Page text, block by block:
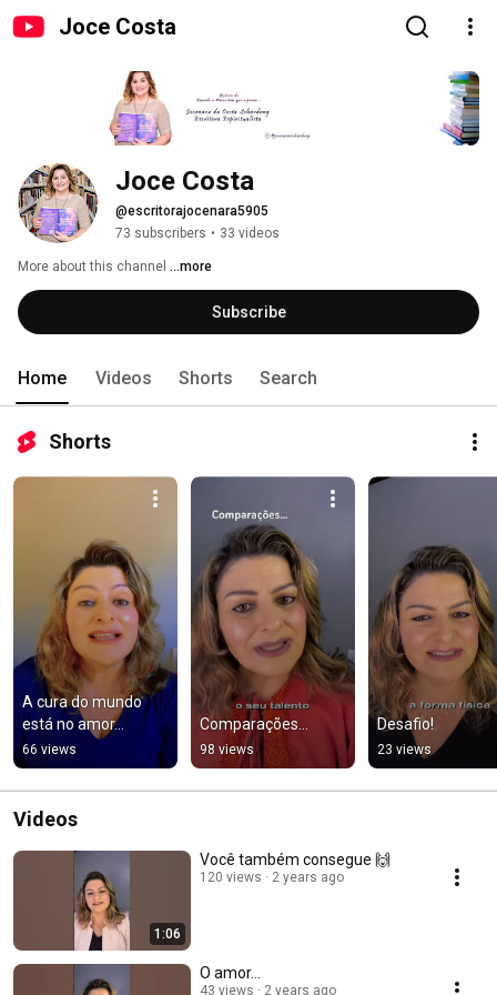
Joce Costa
Joce Costa
@escritorajocenara5905
73 subscribers • 33 videos
More about this channel ...more
Subscribe
Home Videos Shorts Search
Shorts
A cura do mundo
está no amor…
66 views
Comparações…
98 views
Desafio!
23 views
Videos
1:06
Você também consegue 🙌
120 views 2 years ago
O amor…
43 views 2 years ago